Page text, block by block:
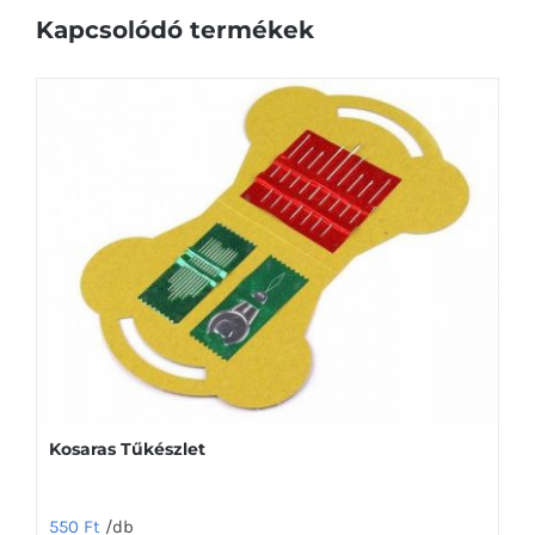
Kapcsolódó termékek
Kosaras Tűkészlet
550 Ft /db